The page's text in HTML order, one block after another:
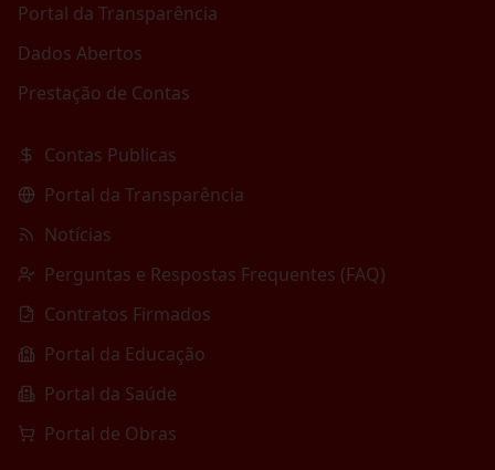
Portal da Transparência
Dados Abertos
Prestação de Contas
Contas Publicas
Portal da Transparência
Notícias
Perguntas e Respostas Frequentes (FAQ)
Contratos Firmados
Portal da Educação
Portal da Saúde
Portal de Obras